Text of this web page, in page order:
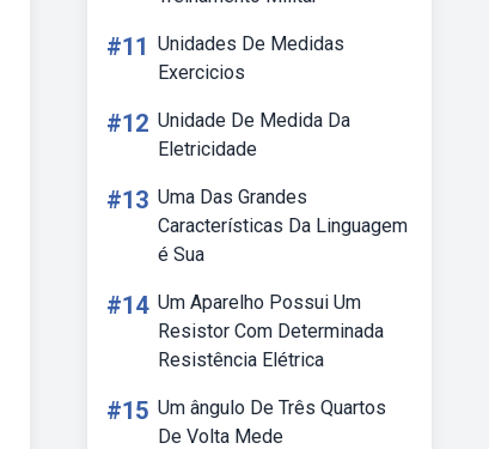
#11 Unidades De Medidas
Exercicios
#12 Unidade De Medida Da
Eletricidade
#13 Uma Das Grandes
Características Da Linguagem
é Sua
#14 Um Aparelho Possui Um
Resistor Com Determinada
Resistência Elétrica
#15 Um ângulo De Três Quartos
De Volta Mede